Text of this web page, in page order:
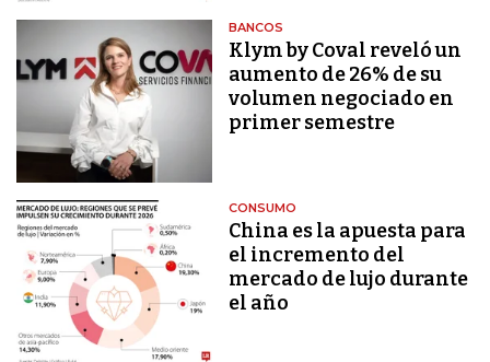
BANCOS
Klym by Coval reveló un
aumento de 26% de su
volumen negociado en
primer semestre
CONSUMO
China es la apuesta para
el incremento del
mercado de lujo durante
el año